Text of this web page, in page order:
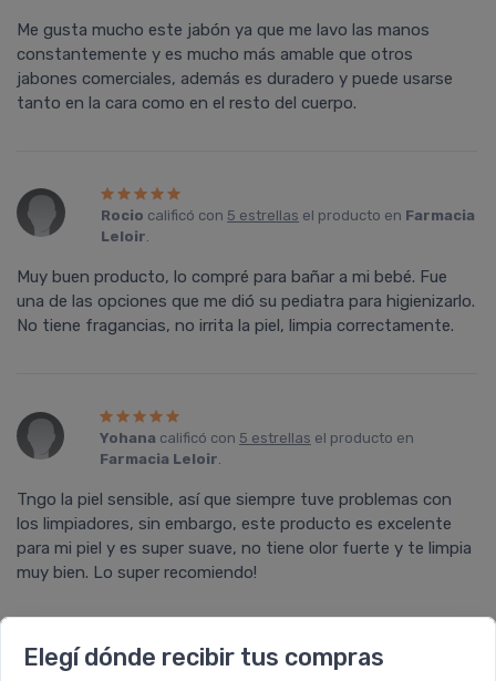
Elegí dónde recibir tus compras
Me gusta mucho este jabón ya que me lavo las manos
constantemente y es mucho más amable que otros
jabones comerciales, además es duradero y puede usarse
tanto en la cara como en el resto del cuerpo.
Rocio calificó con 5 estrellas el producto en Farmacia
Leloir.
Muy buen producto, lo compré para bañar a mi bebé. Fue
una de las opciones que me dió su pediatra para higienizarlo.
No tiene fragancias, no irrita la piel, limpia correctamente.
Yohana calificó con 5 estrellas el producto en
Farmacia Leloir.
Tngo la piel sensible, así que siempre tuve problemas con
los limpiadores, sin embargo, este producto es excelente
para mi piel y es super suave, no tiene olor fuerte y te limpia
muy bien. Lo super recomiendo!